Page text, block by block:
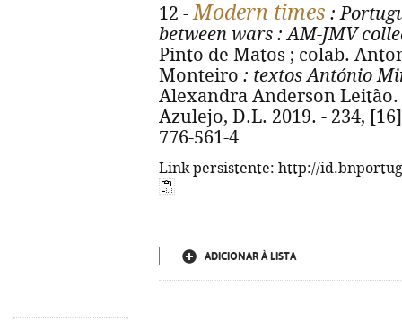
12 -Modern times :
between wars : AM-JMV
Pinto de Matos ; colab.
Monteiro : textos António
Alexandra Anderson
Azulejo, D.L. 2019. - 234,
776-561-4
Link persistente: http://
ADICIONAR À LISTA